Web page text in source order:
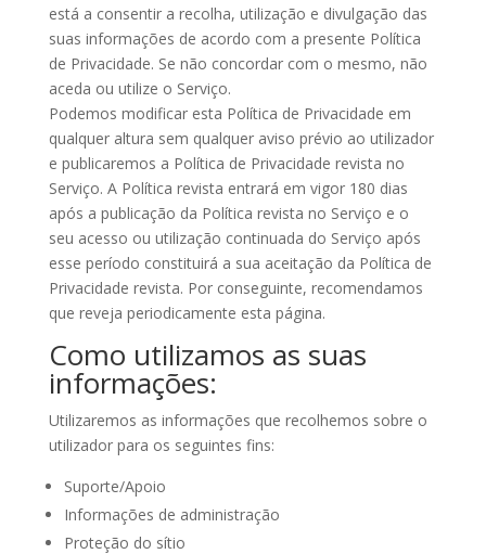
está a consentir a recolha, utilização e divulgação das
suas informações de acordo com a presente Política
de Privacidade. Se não concordar com o mesmo, não
aceda ou utilize o Serviço.
Podemos modificar esta Política de Privacidade em
qualquer altura sem qualquer aviso prévio ao utilizador
e publicaremos a Política de Privacidade revista no
Serviço. A Política revista entrará em vigor 180 dias
após a publicação da Política revista no Serviço e o
seu acesso ou utilização continuada do Serviço após
esse período constituirá a sua aceitação da Política de
Privacidade revista. Por conseguinte, recomendamos
que reveja periodicamente esta página.
Como utilizamos as suas
informações:
Utilizaremos as informações que recolhemos sobre o
utilizador para os seguintes fins:
Suporte/Apoio
Informações de administração
Proteção do sítio